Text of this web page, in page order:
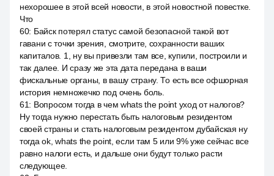
нехорошее в этой всей новости, в этой новостной повестке.
Что
60: Байск потерял статус самой безопасной такой вот
гавани с точки зрения, смотрите, сохранности ваших
капиталов. 1, ну вы привезли там все, купили, построили и
так далее. И сразу же эта дата передана в ваши
фискальные органы, в вашу страну. То есть все офшорная
история немножечко под очень боль.
61: Вопросом тогда в чем whats the point уход от налогов?
Ну тогда нужно перестать быть налоговым резидентом
своей страны и стать налоговым резидентом дубайская ну
тогда ok, whats the point, если там 5 или 9% уже сейчас все
равно налоги есть, и дальше они будут только расти
следующее.